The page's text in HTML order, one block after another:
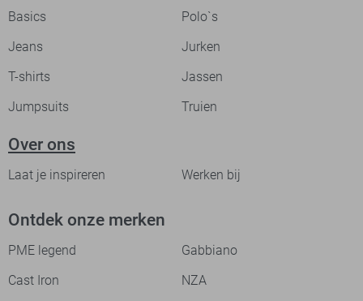
Basics
Polo`s
Jeans
Jurken
T-shirts
Jassen
Jumpsuits
Truien
Over ons
Laat je inspireren Werken bij
Ontdek onze merken
PME legend
Gabbiano
Cast Iron
NZA